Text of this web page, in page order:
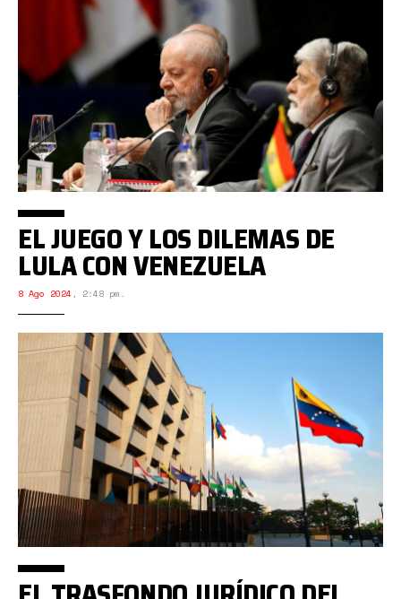
EL JUEGO Y LOS DILEMAS DE
LULA CON VENEZUELA
8 Ago 2024 , 2:48 pm.